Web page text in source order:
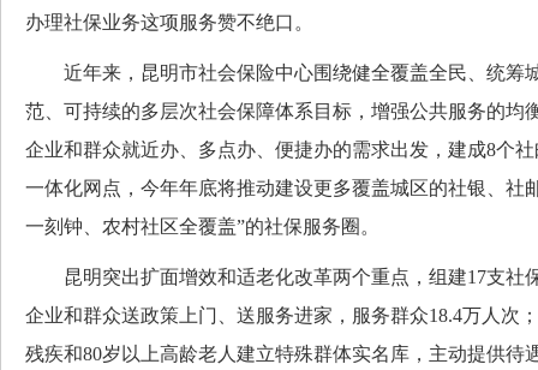
办理社保业务这项服务赞不绝口。
近年来，昆明市社会保险中心围绕健全覆盖全民、统筹
范、可持续的多层次社会保障体系目标，增强公共服务的均
企业和群众就近办、多点办、便捷办的需求出发，建成8个
一体化网点，今年年底将推动建设更多覆盖城区的社银、社
一刻钟、农村社区全覆盖”的社保服务圈。
昆明突出扩面增效和适老化改革两个重点，组建17支社
企业和群众送政策上门、送服务进家，服务群众18.4万人次
残疾和80岁以上高龄老人建立特殊群体实名库，主动提供待